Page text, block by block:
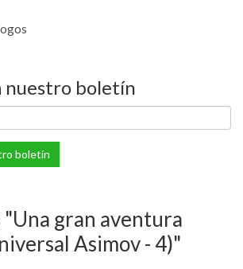
nuestro boletín
boletín
"Una gran aventura
Asimov - 4)"